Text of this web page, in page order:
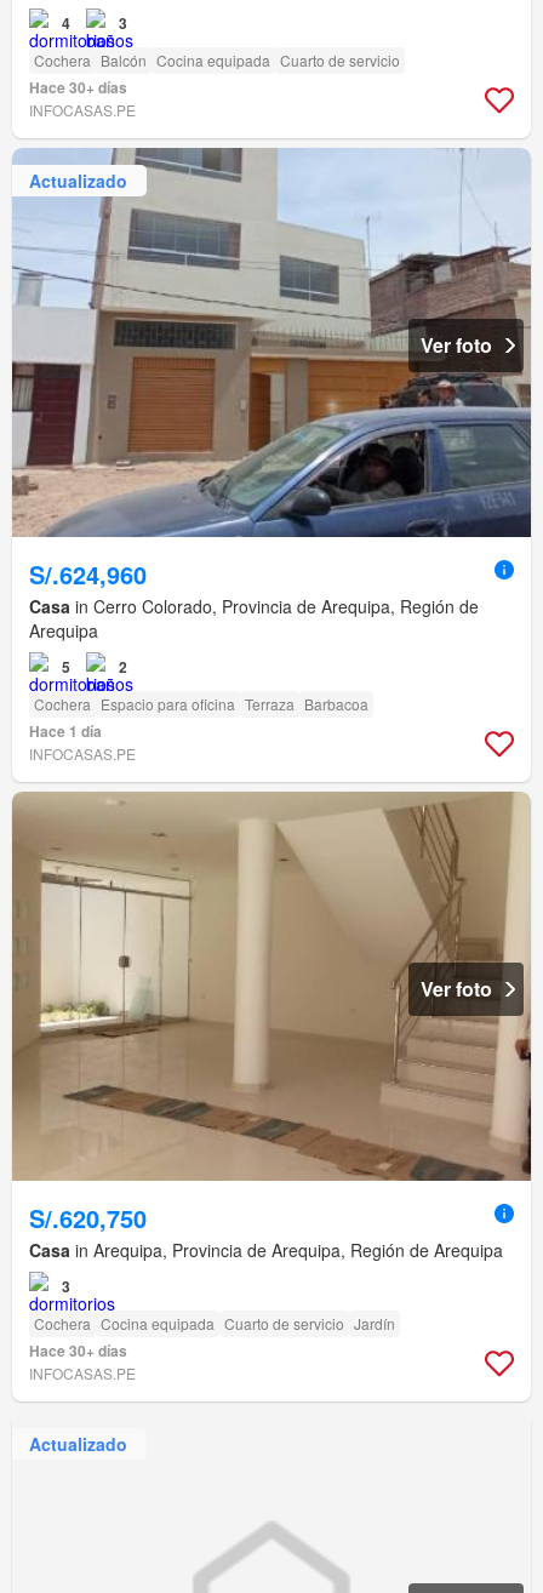
4 3
Cochera Balcón Cocina equipada Cuarto de servicio
Hace 30+ días
INFOCASAS.PE
Actualizado
Ver foto
S/.624,960
Casa in Cerro Colorado, Provincia de Arequipa, Región de
Arequipa
5 2
Cochera Espacio para oficina Terraza Barbacoa
Hace 1 día
INFOCASAS.PE
Ver foto
S/.620,750
Casa in Arequipa, Provincia de Arequipa, Región de Arequipa
3
Cochera Cocina equipada Cuarto de servicio Jardín
Hace 30+ días
INFOCASAS.PE
Actualizado